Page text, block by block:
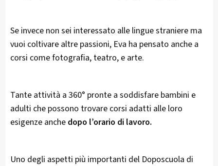
Se invece non sei interessato alle lingue straniere ma
vuoi coltivare altre passioni, Eva ha pensato anche a
corsi come fotografia, teatro, e arte.
Tante attività a 360° pronte a soddisfare bambini e
adulti che possono trovare corsi adatti alle loro
esigenze anche dopo l’orario di lavoro.
Uno degli aspetti più importanti del Doposcuola di